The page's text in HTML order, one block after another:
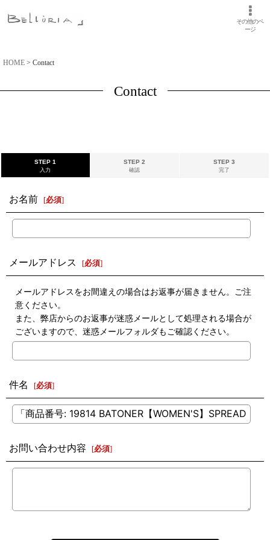
その他のペ
ージ
HOME > Contact
Contact
STEP 1
入力
STEP 2
確認
STEP 3
完了
お名前 [必須]
メールアドレス [必須]
メールアドレスをお間違えの場合はお返事が届きません。ご注
意ください。
また、弊店からのお返事が迷惑メールとして処理される場合が
ございますので、迷惑メールフォルダもご確認ください。
件名 [必須]
お問い合わせ内容 [必須]